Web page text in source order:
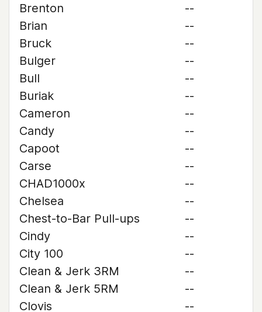
Brenton
--
Brian
--
Bruck
--
Bulger
--
Bull
--
Buriak
--
Cameron
--
Candy
--
Capoot
--
Carse
--
CHAD1000x
--
Chelsea
--
Chest-to-Bar Pull-ups
--
Cindy
--
City 100
--
Clean & Jerk 3RM
--
Clean & Jerk 5RM
--
Clovis
--